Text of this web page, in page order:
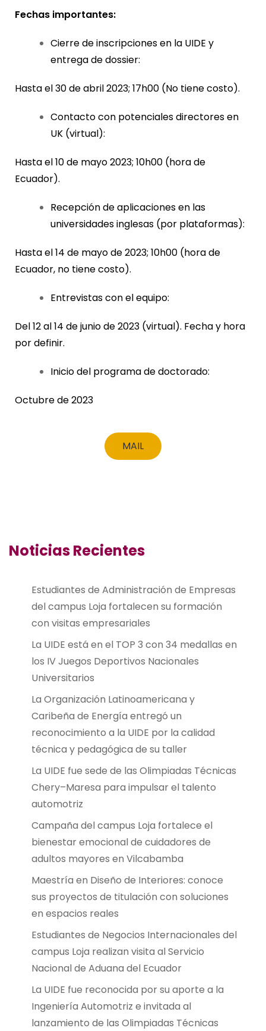
Fechas importantes:
Cierre de inscripciones en la UIDE y
entrega de dossier:
Hasta el 30 de abril 2023; 17h00 (No tiene costo).
Contacto con potenciales directores en
UK (virtual):
Hasta el 10 de mayo 2023; 10h00 (hora de
Ecuador).
Recepción de aplicaciones en las
universidades inglesas (por plataformas):
Hasta el 14 de mayo de 2023; 10h00 (hora de
Ecuador, no tiene costo).
Entrevistas con el equipo:
Del 12 al 14 de junio de 2023 (virtual). Fecha y hora
por definir.
Inicio del programa de doctorado:
Octubre de 2023
MAIL
Noticias Recientes
Estudiantes de Administración de Empresas
del campus Loja fortalecen su formación
con visitas empresariales
La UIDE está en el TOP 3 con 34 medallas en
los IV Juegos Deportivos Nacionales
Universitarios
La Organización Latinoamericana y
Caribeña de Energía entregó un
reconocimiento a la UIDE por la calidad
técnica y pedagógica de su taller
La UIDE fue sede de las Olimpiadas Técnicas
Chery–Maresa para impulsar el talento
automotriz
Campaña del campus Loja fortalece el
bienestar emocional de cuidadores de
adultos mayores en Vilcabamba
Maestría en Diseño de Interiores: conoce
sus proyectos de titulación con soluciones
en espacios reales
Estudiantes de Negocios Internacionales del
campus Loja realizan visita al Servicio
Nacional de Aduana del Ecuador
La UIDE fue reconocida por su aporte a la
Ingeniería Automotriz e invitada al
lanzamiento de las Olimpiadas Técnicas